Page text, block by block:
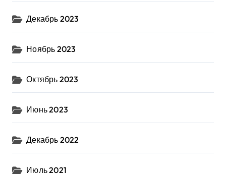
Декабрь 2023
Ноябрь 2023
Октябрь 2023
Июнь 2023
Декабрь 2022
Июль 2021